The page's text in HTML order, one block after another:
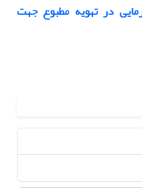
در تهویه مطبوع جهت